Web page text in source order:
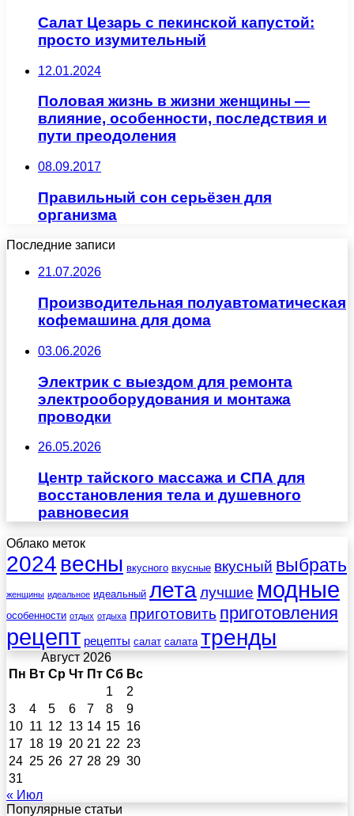
Салат Цезарь с пекинской капустой:
просто изумительный
12.01.2024
Половая жизнь в жизни женщины —
влияние, особенности, последствия и
пути преодоления
08.09.2017
Правильный сон серьёзен для
организма
Последние записи
21.07.2026
Производительная полуавтоматическая
кофемашина для дома
03.06.2026
Электрик с выездом для ремонта
электрооборудования и монтажа
проводки
26.05.2026
Центр тайского массажа и СПА для
восстановления тела и душевного
равновесия
Облако меток
2024 весны вкусного вкусные вкусный выбрать
женщины идеальное идеальный леталучшие модные
особенности отдых отдыха приготовить приготовления
рецепт рецепты салат салата тренды
Август 2026
Пн Вт Ср Чт Пт Сб Вс
1
2
3
4 5 6 7 8
9
10 11 12 13 14 15 16
17 18 19 20 21 22 23
24 25 26 27 28 29 30
31
« Июл
Популярные статьи